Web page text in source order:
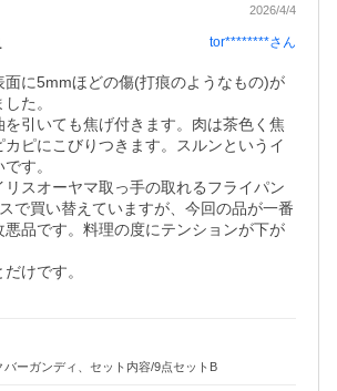
2026/4/4
tor********さん
面に5mmほどの傷(打痕のようなもの)が
た。
引いても焦げ付きます。肉は茶色く焦
カピにこびりつきます。スルンというイ
す。
リスオーヤマ取っ手の取れるフライパン
で買い替えていますが、今回の品が一番
悪品です。料理の度にテンションが下が
けです。
バーガンディ、セット内容/9点セットB